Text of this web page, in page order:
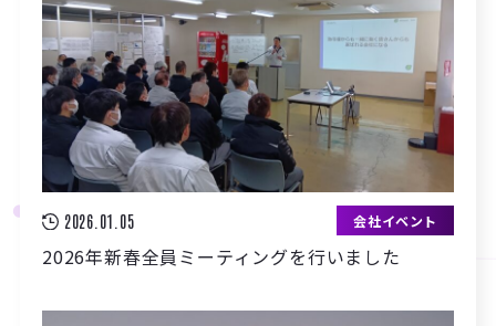
2026.01.05 会社イベント
2026年新春全員ミーティングを行いました